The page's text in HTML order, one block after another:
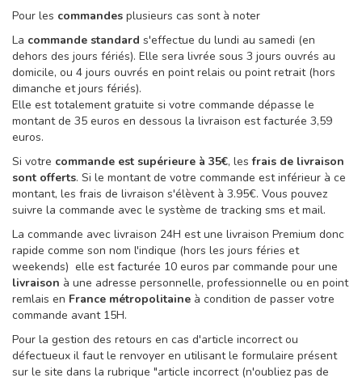
Pour les commandes plusieurs cas sont à noter
La commande standard s'effectue du lundi au samedi (en
dehors des jours fériés). Elle sera livrée sous 3 jours ouvrés au
domicile, ou 4 jours ouvrés en point relais ou point retrait (hors
dimanche et jours fériés).
Elle est totalement gratuite si votre commande dépasse le
montant de 35 euros en dessous la livraison est facturée 3,59
euros.
Si votre commande est supérieure à 35€, lesfrais de livraison
sont offerts. Si le montant de votre commande est inférieur à ce
montant, les frais de livraison s'élèvent à 3.95€. Vous pouvez
suivre la commande avec le système de tracking sms et mail.
La commande avec livraison 24H est une livraison Premium donc
rapide comme son nom l'indique (hors les jours féries et
weekends) elle est facturée 10 euros par commande pour une
livraison à une adresse personnelle, professionnelle ou en point
remlais en France métropolitaine à condition de passer votre
commande avant 15H.
Pour la gestion des retours en cas d'article incorrect ou
défectueux il faut le renvoyer en utilisant le formulaire présent
sur le site dans la rubrique "article incorrect (n'oubliez pas de